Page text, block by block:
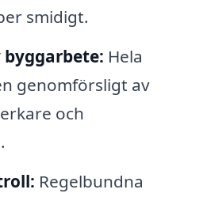
smidigt.
Hela
genomförsligt av
och
Regelbundna